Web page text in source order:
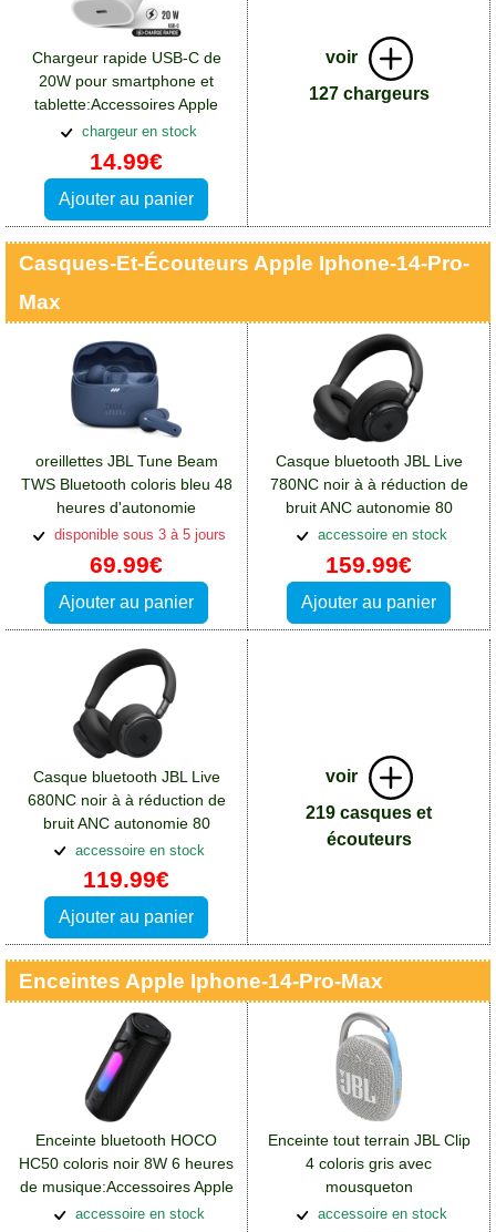
Chargeur rapide USB-C de
20W pour smartphone et
tablette:Accessoires Apple
iPhone 14 Pro Max
chargeur en stock
14.99€
Ajouter au panier
voir
127 chargeurs
Casques-Et-Écouteurs Apple Iphone-14-Pro-
Max
oreillettes JBL Tune Beam
TWS Bluetooth coloris bleu 48
heures d'autonomie
totale:Accessoires Apple
iPhone 14 Pro Max
disponible sous 3 à 5 jours
69.99€
Ajouter au panier
Casque bluetooth JBL Live
780NC noir à à réduction de
bruit ANC autonomie 80
heures
accessoire en stock
159.99€
Ajouter au panier
Casque bluetooth JBL Live
680NC noir à à réduction de
bruit ANC autonomie 80
heures
accessoire en stock
119.99€
Ajouter au panier
voir
219 casques et
écouteurs
Enceintes Apple Iphone-14-Pro-Max
Enceinte bluetooth HOCO
HC50 coloris noir 8W 6 heures
de musique:Accessoires Apple
iPhone 14 Pro Max
accessoire en stock
Enceinte tout terrain JBL Clip
4 coloris gris avec
mousqueton
métallique:Accessoires Apple
accessoire en stock